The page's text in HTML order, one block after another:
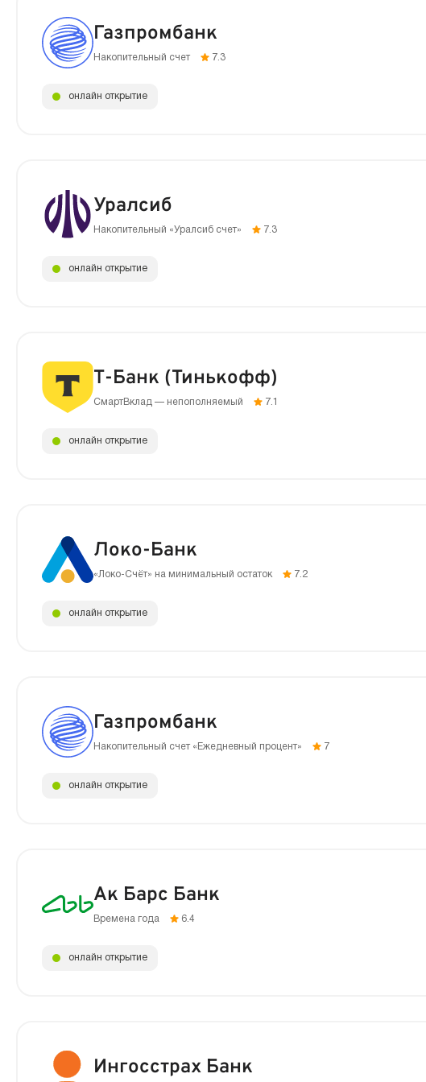
Газпромбанк
Накопительный счет 7.3
онлайн открытие
Уралсиб
Накопительный «Уралсиб счет» 7.3
онлайн открытие
Т-Банк (Тинькофф)
СмартВклад — непополняемый 7.1
онлайн открытие
Локо-Банк
«Локо-Счёт» на минимальный остаток 7.2
онлайн открытие
Газпромбанк
Накопительный счет «Ежедневный процент» 7
онлайн открытие
Ак Барс Банк
Времена года 6.4
онлайн открытие
Ингосстрах Банк